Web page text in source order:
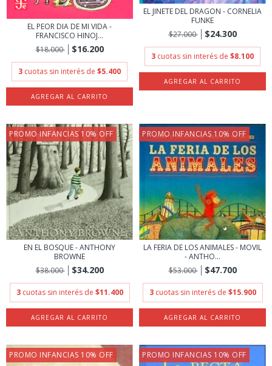
EL PEOR DIA DE MI VIDA -
FRANCISCO HINOJ...
$18.000
$16.200
3 cuotas sin interés de $5.400
EL JINETE DEL DRAGON - CORNELIA
FUNKE
$27.000
$24.300
3 cuotas sin interés de $8.100
PROMO INFANCIAS 10% OFF
EN EL BOSQUE - ANTHONY
BROWNE
$38.000
$34.200
3 cuotas sin interés de $11.400
PROMO INFANCIAS 10% OFF
LA FERIA DE LOS ANIMALES - MOVIL
- ANTHO...
$53.000
$47.700
3 cuotas sin interés de $15.900
PROMO INFANCIAS 10% OFF PROMO INFANCIAS 10% OFF